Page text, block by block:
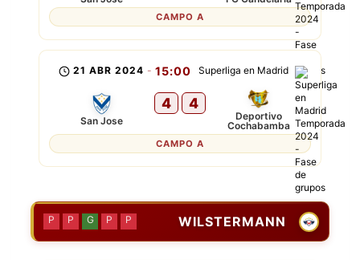
CAMPO A
Superliga en Madrid
21 ABR 2024 - 15:00
San Jose
4 4
Deportivo
Cochabamba
CAMPO A
WILSTERMANN
P P G P P